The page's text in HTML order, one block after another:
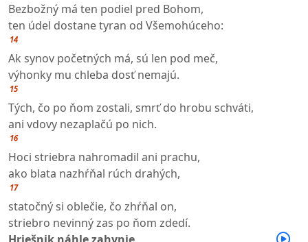
Bezbožný má ten podiel pred Bohom,
ten údel dostane tyran od Všemohúceho:
14
Ak synov početných má, sú len pod meč,
výhonky mu chleba dosť nemajú.
15
Tých, čo po ňom zostali, smrť do hrobu schváti,
ani vdovy nezaplačú po nich.
16
Hoci striebra nahromadil ani prachu,
ako blata nazhŕňal rúch drahých,
17
statočný si oblečie, čo zhŕňal on,
striebro nevinný zas po ňom zdedí.